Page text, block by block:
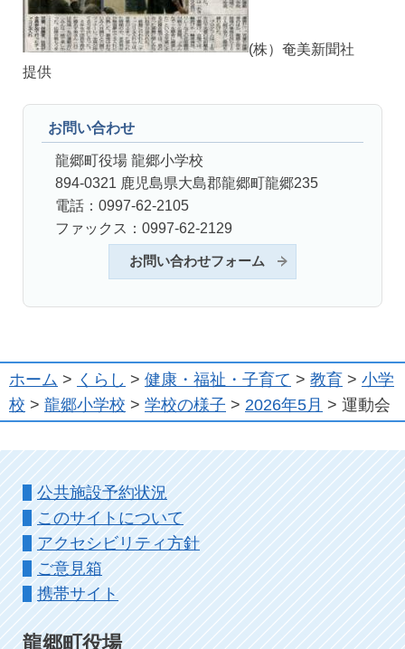
(株）奄美新聞社
提供
お問い合わせ
龍郷町役場 龍郷小学校
894-0321 鹿児島県大島郡龍郷町龍郷235
電話：0997-62-2105
ファックス：0997-62-2129
お問い合わせフォーム
ホーム > くらし > 健康・福祉・子育て > 教育 > 小学
校 > 龍郷小学校 > 学校の様子 > 2026年5月 > 運動会
公共施設予約状況
このサイトについて
アクセシビリティ方針
ご意見箱
携帯サイト
龍郷町役場